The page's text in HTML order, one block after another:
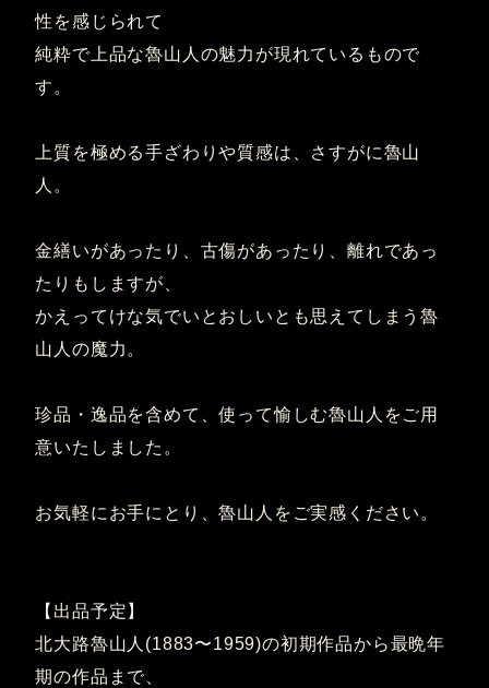
性を感じられて
純粋で上品な魯山人の魅力が現れているもので
す。
上質を極める手ざわりや質感は、さすがに魯山
人。
金繕いがあったり、古傷があったり、離れであっ
たりもしますが、
かえってけな気でいとおしいとも思えてしまう魯
山人の魔力。
珍品・逸品を含めて、使って愉しむ魯山人をご用
意いたしました。
お気軽にお手にとり、魯山人をご実感ください。
【出品予定】
北大路魯山人(1883〜1959)の初期作品から最晩年
期の作品まで、